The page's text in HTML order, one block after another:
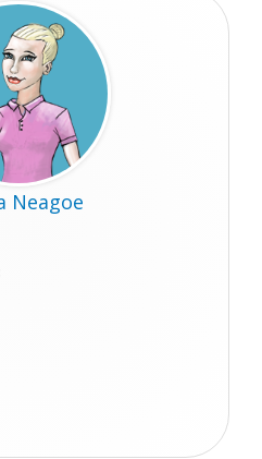
Neagoe